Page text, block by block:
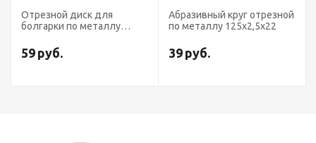
Отрезной диск для
болгарки по металлу
59 руб.
Абразивный круг отрезной
по металлу 125х2,5х22
39 руб.